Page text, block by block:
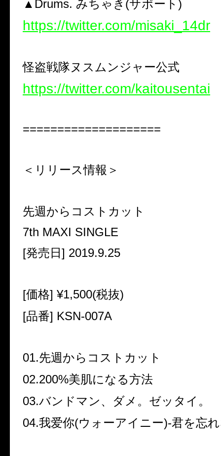
▲Drums. みちゃき(サポート)
https://twitter.com/misaki_14dr
怪盗戦隊ヌスムンジャー公式
https://twitter.com/kaitousentai
====================
＜リリース情報＞
先週からコストカット
7th MAXI SINGLE
[発売日] 2019.9.25
[価格] ¥1,500(税抜)
[品番] KSN-007A
01.先週からコストカット
02.200%美肌になる方法
03.バンドマン、ダメ。ゼッタイ。
04.我爱你(ウォーアイニー)-君を忘